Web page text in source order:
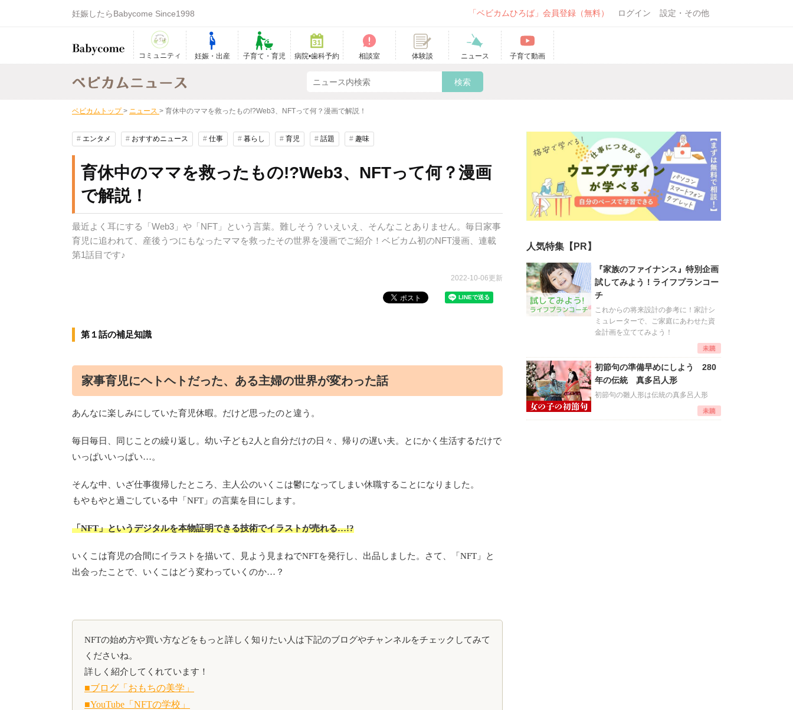
妊娠したらBabycome Since1998 「ベビカムひろば」会員登録（無料） ログイン 設定・その他
コミュニティ 妊娠・出産 子育て・育児 病院•歯科予約 相談室 体験談 ニュース 子育て動画
ベビカムトップ > ニュース > 育休中のママを救ったもの!?Web3、NFTって何？漫画で解説！
# エンタメ # おすすめニュース # 仕事 # 暮らし # 育児 # 話題 # 趣味
育休中のママを救ったもの!?Web3、NFTって何？漫画
で解説！
最近よく耳にする「Web3」や「NFT」という言葉。難しそう？いえいえ、そんなことありません。毎日家事
育児に追われて、産後うつにもなったママを救ったその世界を漫画でご紹介！ベビカム初のNFT漫画、連載
第1話目です♪
2022-10-06更新
第１話の補足知識
家事育児にヘトヘトだった、ある主婦の世界が変わった話
あんなに楽しみにしていた育児休暇。だけど思ったのと違う。
毎日毎日、同じことの繰り返し。幼い子ども2人と自分だけの日々、帰りの遅い夫。とにかく生活するだけで
いっぱいいっぱい…。
そんな中、いざ仕事復帰したところ、主人公のいくこは鬱になってしまい休職することになりました。
もやもやと過ごしている中「NFT」の言葉を目にします。
「NFT」というデジタルを本物証明できる技術でイラストが売れる…!?
いくこは育児の合間にイラストを描いて、見よう見まねでNFTを発行し、出品しました。さて、「NFT」と
出会ったことで、いくこはどう変わっていくのか…？
NFTの始め方や買い方などをもっと詳しく知りたい人は下記のブログやチャンネルをチェックしてみて
くださいね。
詳しく紹介してくれています！
■ブログ「おもちの美学」
■YouTube「NFTの学校」
人気特集【PR】
『家族のファイナンス』特別企画
試してみよう！ライフプランコー
チ
これからの将来設計の参考に！家計シ
ミュレーターで、ご家庭にあわせた資
金計画を立ててみよう！
初節句の準備早めにしよう 280
年の伝統 真多呂人形
初節句の雛人形は伝統の真多呂人形